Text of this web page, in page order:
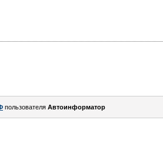
пользователя Автоинформатор